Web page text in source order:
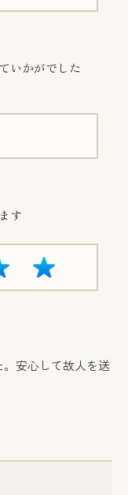
いかがでした
す
安心して故人を送